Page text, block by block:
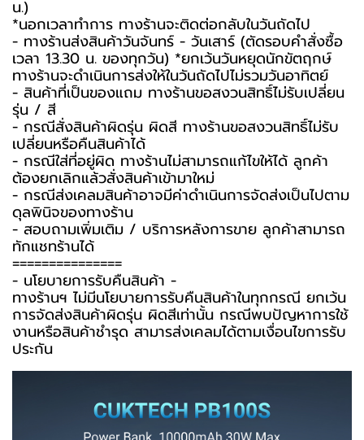
น.)
*นอกเวลาทำการ ทางร้านจะติดต่อกลับในวันถัดไป
- ทางร้านส่งสินค้าวันจันทร์ - วันเสาร์ (ตัดรอบคำสั่งซื้อ
เวลา 13.30 น. ของทุกวัน) *ยกเว้นวันหยุดนักขัตฤกษ์
ทางร้านจะดำเนินการส่งให้ในวันถัดไปไม่รวมวันอาทิตย์
- สินค้าที่เป็นของแถม ทางร้านขอสงวนสิทธิ์ไม่รับเปลี่ยน
รุ่น / สี
- กรณีสั่งสินค้าผิดรุ่น ผิดสี ทางร้านขอสงวนสิทธิ์ไม่รับ
เปลี่ยนหรือคืนสินค้าได้
- กรณีใส่ที่อยู่ผิด ทางร้านไม่สามารถแก้ไขให้ได้ ลูกค้า
ต้องยกเลิกแล้วสั่งสินค้าเข้ามาใหม่
- กรณีส่งเคลมสินค้าอาจมีค่าดำเนินการจัดส่งเป็นไปตาม
ดุลพินิจของทางร้าน
- สอบถามเพิ่มเติม / บริการหลังการขาย ลูกค้าสามารถ
ทักแชทร้านได้
===============
-️ นโยบายการรับคืนสินค้า -️
ทางร้านฯ ไม่มีนโยบายการรับคืนสินค้าในทุกกรณี ยกเว้น
การจัดส่งสินค้าผิดรุ่น ผิดสีเท่านั้น กรณีพบปัญหาการใช้
งานหรือสินค้าชำรุด สามารส่งเคลมได้ตามเงื่อนไขการรับ
ประกัน